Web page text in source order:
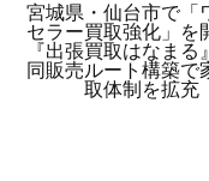
宮城県・仙台市で「
セラー買取強化」
『出張買取はなまる
同販売ルート構築で
取体制を拡充